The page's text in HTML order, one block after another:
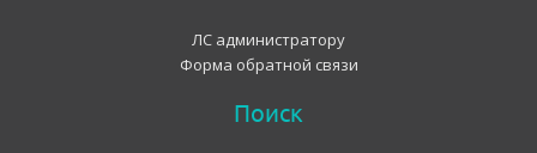
ЛС администратору
Форма обратной связи
Поиск